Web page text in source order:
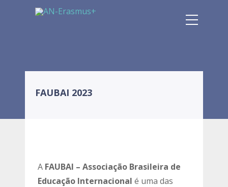
FAUBAI 2023
A FAUBAI – Associação Brasileira de
Educação Internacional é uma das